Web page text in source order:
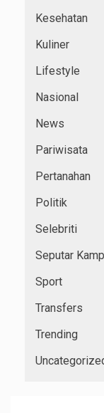
Kesehatan
Kuliner
Lifestyle
Nasional
News
Pariwisata
Pertanahan
Politik
Selebriti
Seputar
Sport
Transfers
Trending